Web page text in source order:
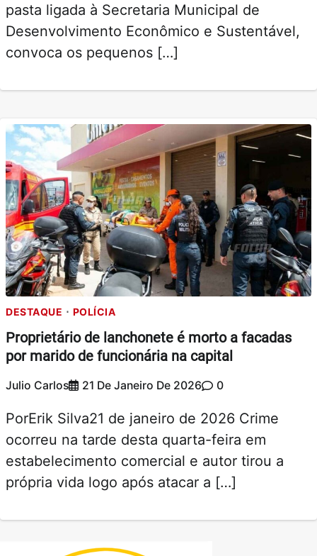
pasta ligada à Secretaria Municipal de
Desenvolvimento Econômico e Sustentável,
convoca os pequenos […]
DESTAQUE POLÍCIA
Proprietário de lanchonete é morto a facadas
por marido de funcionária na capital
Julio Carlos 21 De Janeiro De 2026 0
PorErik Silva21 de janeiro de 2026 Crime
ocorreu na tarde desta quarta-feira em
estabelecimento comercial e autor tirou a
própria vida logo após atacar a […]